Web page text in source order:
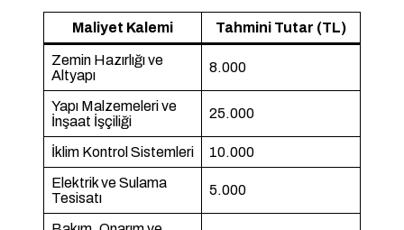
Maliyet Kalemi Tahmini Tutar (TL)
Zemin Hazırlığı ve
Altyapı
8.000
Yapı Malzemeleri ve
İnşaat İşçiliği
25.000
İklim Kontrol Sistemleri
10.000
Elektrik ve Sulama
Tesisatı
5.000